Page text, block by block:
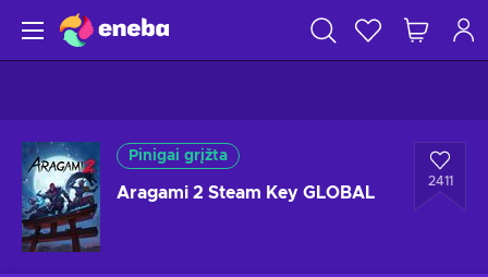
Pinigai grįžta
Aragami 2 Steam Key GLOBAL
2411